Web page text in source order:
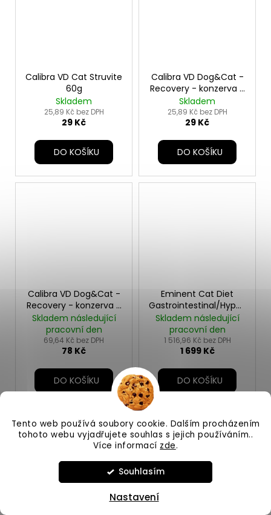
Tento web používá soubory cookie. Dalším procházením
tohoto webu vyjadřujete souhlas s jejich používáním..
Více informací zde.
Souhlasím
Nastavení
Calibra VD Cat Struvite
60g
Skladem
25,89 Kč bez DPH
29 Kč
DO KOŠÍKU
Calibra VD Dog&Cat -
Recovery - konzerva -
100g
Skladem
25,89 Kč bez DPH
29 Kč
DO KOŠÍKU
Calibra VD Dog&Cat -
Recovery - konzerva -
400g
Skladem následující
pracovní den
69,64 Kč bez DPH
78 Kč
DO KOŠÍKU
Eminent Cat Diet
Gastrointestinal/Hypoall/
11kg
Skladem následující
pracovní den
1 516,96 Kč bez DPH
1 699 Kč
DO KOŠÍKU